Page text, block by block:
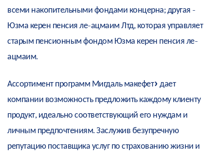
всеми накопительными фондами концерна; другая -
Юзма керен пенсия ле-ацмаим Лтд, которая управляет
старым пенсионным фондом Юзма керен пенсия ле-
ацмаим.
Ассортимент программ Мигдаль макефет» дает
компании возможность предложить каждому клиенту
продукт, идеально соответствующий его нуждам и
личным предпочтениям. Заслужив безупречную
репутацию поставщика услуг по страхованию жизни и